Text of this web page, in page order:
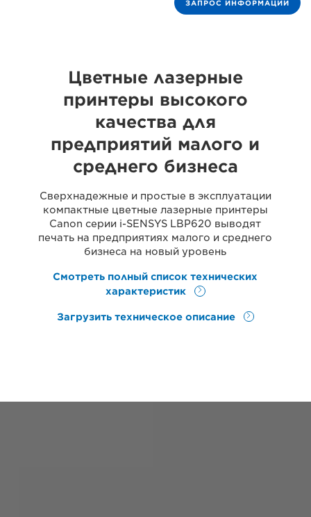
ЗАПРОС ИНФОРМАЦИИ
Цветные лазерные
принтеры высокого
качества для
предприятий малого и
среднего бизнеса
Сверхнадежные и простые в эксплуатации
компактные цветные лазерные принтеры
Canon серии i-SENSYS LBP620 выводят
печать на предприятиях малого и среднего
бизнеса на новый уровень
Смотреть полный список технических
характеристик
Загрузить техническое описание